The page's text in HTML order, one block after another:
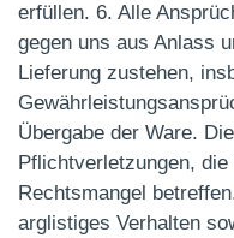
erfüllen. 6. Alle
gegen uns aus Anlass
Lieferung zustehen,
Übergabe der Ware.
Pflichtverletzungen,
Rechtsmangel
arglistiges Verhalten